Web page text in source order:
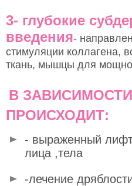
3- глубокие
введения-
стимуляции коллагена,
ткань, мышцы для
В
ПРОИСХОДИТ:
- выраженный
лица ,тела
-лечение